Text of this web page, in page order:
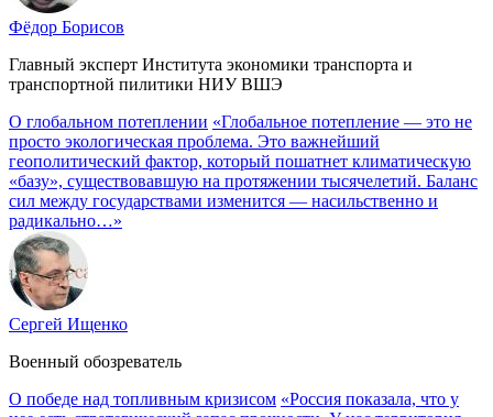
Фёдор Борисов
Главный эксперт Института экономики транспорта и
транспортной пилитики НИУ ВШЭ
О глобальном потеплении «Глобальное потепление — это не
просто экологическая проблема. Это важнейший
геополитический фактор, который пошатнет климатическую
«базу», существовавшую на протяжении тысячелетий. Баланс
сил между государствами изменится — насильственно и
радикально…»
Сергей Ищенко
Военный обозреватель
О победе над топливным кризисом «Россия показала, что у